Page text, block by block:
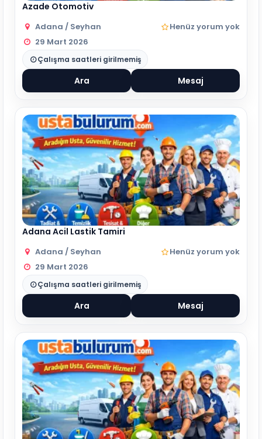
Azade Otomotiv
Adana / Seyhan
Henüz yorum yok
29 Mart 2026
Çalışma saatleri girilmemiş
Ara Mesaj
Adana Acil Lastik Tamiri
Adana / Seyhan
Henüz yorum yok
29 Mart 2026
Çalışma saatleri girilmemiş
Ara Mesaj